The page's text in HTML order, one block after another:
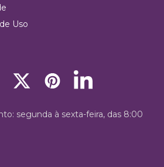
Uso
segunda à sexta-feira, das 8:00